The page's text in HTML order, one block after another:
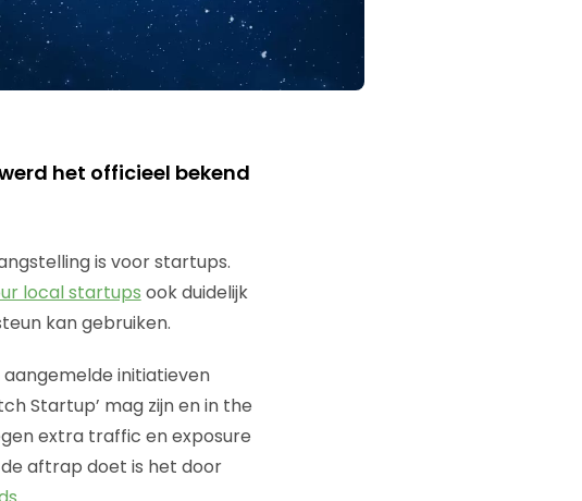
het officieel bekend
is voor startups.
local startups ook duidelijk
kan gebruiken.
aangemelde initiatieven
Startup’ mag zijn en in the
extra traffic en exposure
aftrap doet is het door